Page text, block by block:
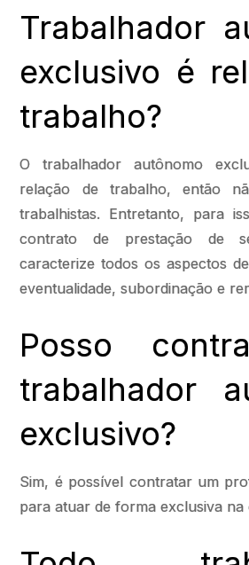
Trabalhador
exclusivo é
trabalho?
O trabalhador autônomo
relação de trabalho, então
trabalhistas. Entretanto, para
contrato de prestação de
caracterize todos os aspectos
eventualidade, subordinação e
Posso
trabalhador
exclusivo?
Sim, é possível contratar um
para atuar de forma exclusiva na